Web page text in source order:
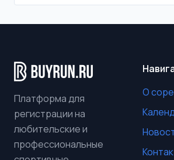
Платформа для
регистрации на
любительские и
профессиональные
О